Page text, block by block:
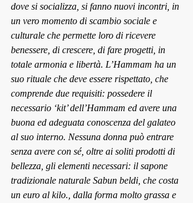
dove si socializza, si fanno nuovi incontri, in
un vero momento di scambio sociale e
culturale che permette loro di ricevere
benessere, di crescere, di fare progetti, in
totale armonia e libertà. L’Hammam ha un
suo rituale che deve essere rispettato, che
comprende due requisiti: possedere il
necessario ‘kit’ dell’Hammam ed avere una
buona ed adeguata conoscenza del galateo
al suo interno. Nessuna donna può entrare
senza avere con sé, oltre ai soliti prodotti di
bellezza, gli elementi necessari: il sapone
tradizionale naturale Sabun beldi, che costa
un euro al kilo., dalla forma molto grassa e